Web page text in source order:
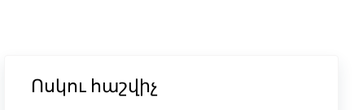
Ոսկու հաշվիչ